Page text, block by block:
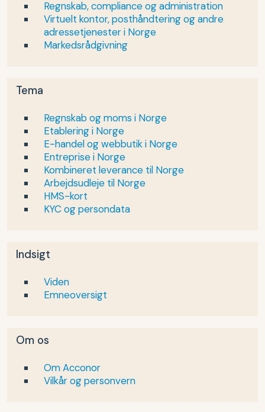
Regnskab, compliance og administration
Virtuelt kontor, posthåndtering og andre
adressetjenester i Norge
Markedsrådgivning
Tema
Regnskab og moms i Norge
Etablering i Norge
E-handel og webbutik i Norge
Entreprise i Norge
Kombineret leverance til Norge
Arbejdsudleje til Norge
HMS-kort
KYC og persondata
Indsigt
Viden
Emneoversigt
Om os
Om Acconor
Vilkår og personvern